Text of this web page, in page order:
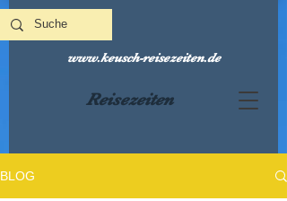
Reisezeiten
www.keusch-reisezeiten.de
BLOG